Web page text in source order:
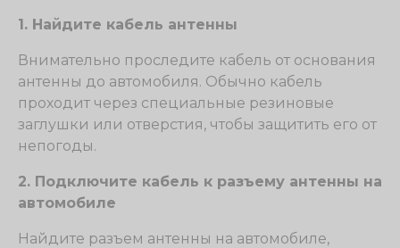
1. Найдите кабель антенны
Внимательно проследите кабель от основания
антенны до автомобиля. Обычно кабель
проходит через специальные резиновые
заглушки или отверстия, чтобы защитить его от
непогоды.
2. Подключите кабель к разъему антенны на
автомобиле
Найдите разъем антенны на автомобиле,